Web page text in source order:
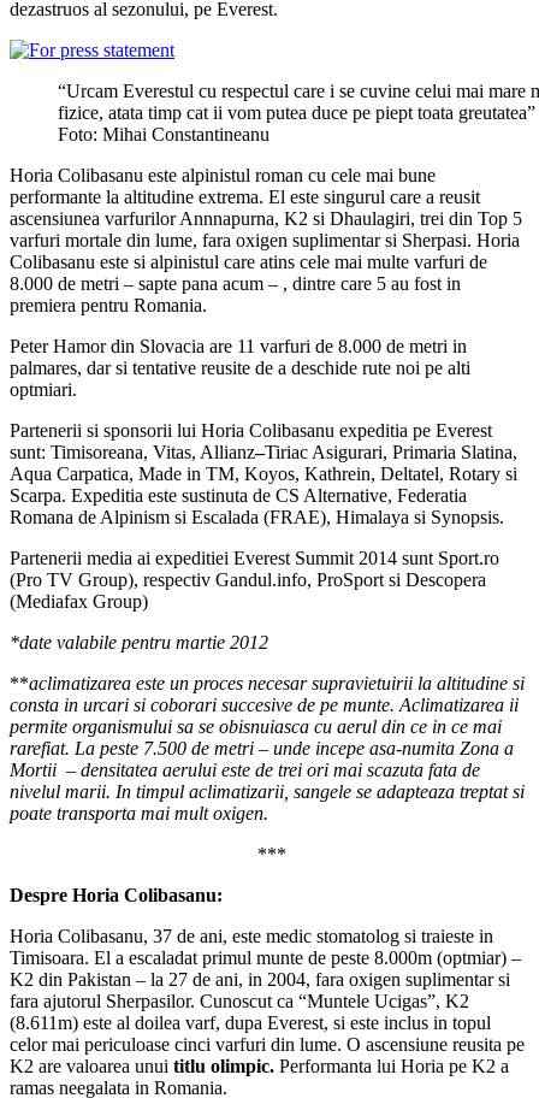
dezastruos al sezonului, pe Everest.
“Urcam Everestul cu respectul care i se cuvine celui mai
fizice, atata timp cat ii vom putea duce pe piept toata
Foto: Mihai Constantineanu
Horia Colibasanu este alpinistul roman cu cele mai bune
performante la altitudine extrema. El este singurul care a reusit
ascensiunea varfurilor Annnapurna, K2 si Dhaulagiri, trei din Top 5
varfuri mortale din lume, fara oxigen suplimentar si Sherpasi. Horia
Colibasanu este si alpinistul care atins cele mai multe varfuri de
8.000 de metri – sapte pana acum – , dintre care 5 au fost in
premiera pentru Romania.
Peter Hamor din Slovacia are 11 varfuri de 8.000 de metri in
palmares, dar si tentative reusite de a deschide rute noi pe alti
optmiari.
Partenerii si sponsorii lui Horia Colibasanu expeditia pe Everest
sunt: Timisoreana, Vitas, Allianz–Tiriac Asigurari, Primaria Slatina,
Aqua Carpatica, Made in TM, Koyos, Kathrein, Deltatel, Rotary si
Scarpa. Expeditia este sustinuta de CS Alternative, Federatia
Romana de Alpinism si Escalada (FRAE), Himalaya si Synopsis.
Partenerii media ai expeditiei Everest Summit 2014 sunt Sport.ro
(Pro TV Group), respectiv Gandul.info, ProSport si Descopera
(Mediafax Group)
*date valabile pentru martie 2012
**aclimatizarea este un proces necesar supravietuirii la altitudine si
consta in urcari si coborari succesive de pe munte. Aclimatizarea ii
permite organismului sa se obisnuiasca cu aerul din ce in ce mai
rarefiat. La peste 7.500 de metri – unde incepe asa-numita Zona a
Mortii – densitatea aerului este de trei ori mai scazuta fata de
nivelul marii. In timpul aclimatizarii, sangele se adapteaza treptat si
poate transporta mai mult oxigen.
***
Despre Horia Colibasanu:
Horia Colibasanu, 37 de ani, este medic stomatolog si traieste in
Timisoara. El a escaladat primul munte de peste 8.000m (optmiar) –
K2 din Pakistan – la 27 de ani, in 2004, fara oxigen suplimentar si
fara ajutorul Sherpasilor. Cunoscut ca “Muntele Ucigas”, K2
(8.611m) este al doilea varf, dupa Everest, si este inclus in topul
celor mai periculoase cinci varfuri din lume. O ascensiune reusita pe
K2 are valoarea unui titlu olimpic. Performanta lui Horia pe K2 a
ramas neegalata in Romania.